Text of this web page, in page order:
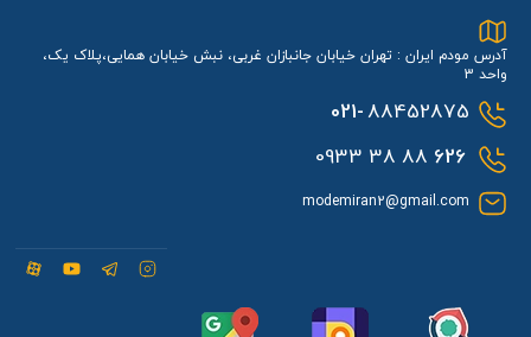
آدرس مودم ایران : تهران خیابان جانبازان غربی، نبش خیابان همایی،پلاک یک،
واحد 3
021-88452875
626
88 38 0933
modemiran2@gmail.com